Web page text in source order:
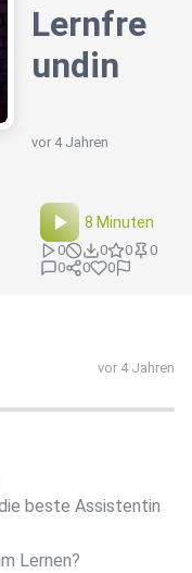
Lernfre
undin
vor 4 Jahren
8 Minuten
0 0 0
0
0
0 0
vor 4 Jahren
beste Assistentin
Lernen?